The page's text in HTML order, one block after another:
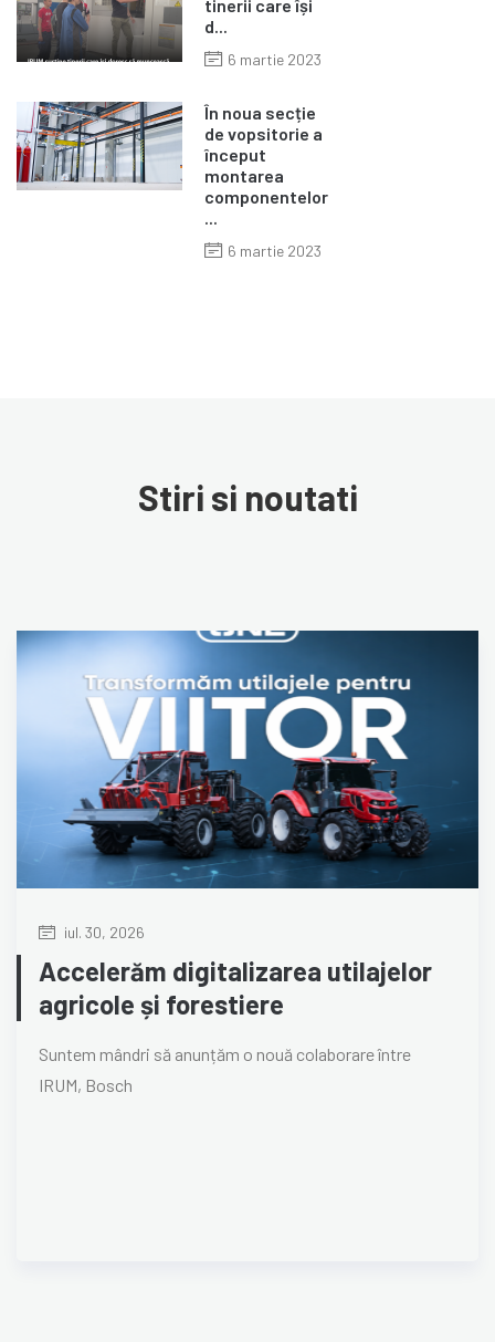
tinerii care își
d...
6 martie 2023
În noua secție
de vopsitorie a
început
montarea
componentelor
...
6 martie 2023
Stiri si noutati
iul. 30, 2026
Accelerăm digitalizarea utilajelor
agricole și forestiere
Suntem mândri să anunțăm o nouă colaborare între
IRUM, Bosch